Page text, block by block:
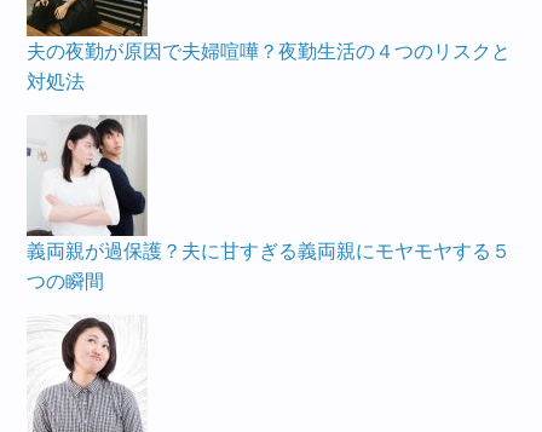
夫の夜勤が原因で夫婦喧嘩？夜勤生活の４つのリスクと
対処法
義両親が過保護？夫に甘すぎる義両親にモヤモヤする５
つの瞬間